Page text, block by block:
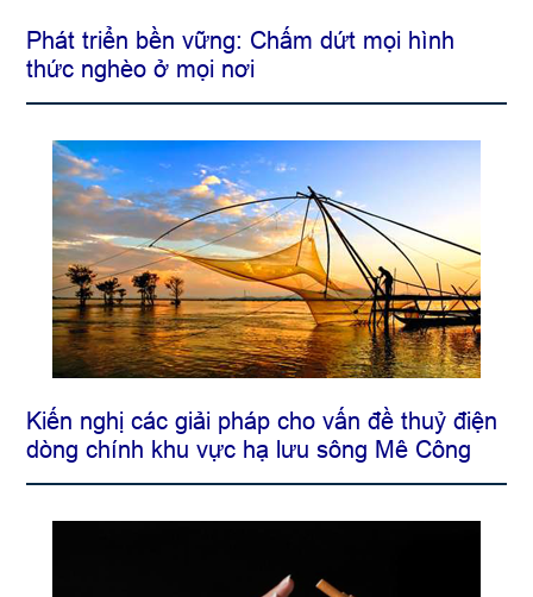
Phát triển bền vững: Chấm dứt mọi hình
thức nghèo ở mọi nơi
Kiến nghị các giải pháp cho vấn đề thuỷ điện
dòng chính khu vực hạ lưu sông Mê Công